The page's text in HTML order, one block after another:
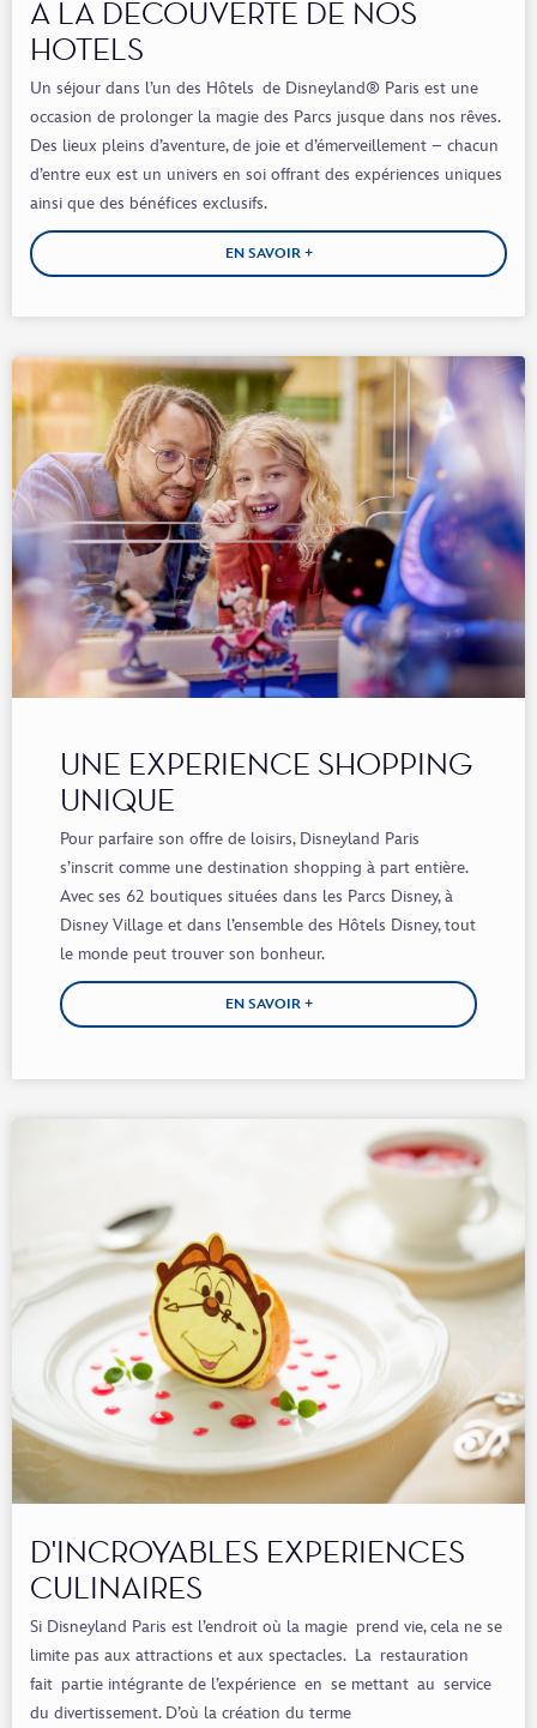
A LA DÉCOUVERTE DE NOS
HOTELS
Un séjour dans l’un des Hôtels de Disneyland® Paris est une
occasion de prolonger la magie des Parcs jusque dans nos rêves.
Des lieux pleins d’aventure, de joie et d’émerveillement – chacun
d’entre eux est un univers en soi offrant des expériences uniques
ainsi que des bénéfices exclusifs.
EN SAVOIR +
UNE EXPERIENCE SHOPPING
UNIQUE
Pour parfaire son offre de loisirs, Disneyland Paris
s’inscrit comme une destination shopping à part entière.
Avec ses 62 boutiques situées dans les Parcs Disney, à
Disney Village et dans l’ensemble des Hôtels Disney, tout
le monde peut trouver son bonheur.
EN SAVOIR +
D'INCROYABLES EXPERIENCES
CULINAIRES
Si Disneyland Paris est l’endroit où la magie prend vie, cela ne se
limite pas aux attractions et aux spectacles. La restauration
fait partie intégrante de l’expérience en se mettant au service
du divertissement. D’où la création du terme